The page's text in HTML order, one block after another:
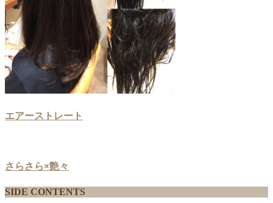
エアーストレート
さらさら×艶々
SIDE CONTENTS